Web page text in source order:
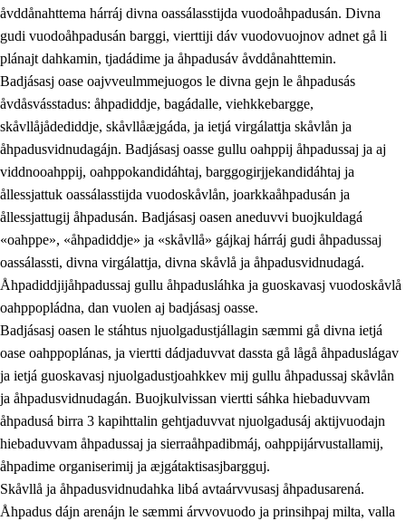
åvddånahttema hárráj divna oassálasstijda vuodoåhpadusán. Divna
gudi vuodoåhpadusán barggi, vierttiji dáv vuodovuojnov adnet gå li
plánajt dahkamin, tjadádime ja åhpadusáv åvddånahttemin.
Badjásasj oase oajvveulmmejuogos le divna gejn le åhpadusás
åvdåsvásstadus: åhpadiddje, bagádalle, viehkkebargge,
skåvllåjådediddje, skåvllåæjgáda, ja ietjá virgálattja skåvlån ja
åhpadusvidnudagájn. Badjásasj oasse gullu oahppij åhpadussaj ja aj
viddnooahppij, oahppokandidáhtaj, barggogirjjekandidáhtaj ja
ållessjattuk oassálasstijda vuodoskåvlån, joarkkaåhpadusán ja
ållessjattugij åhpadusán. Badjásasj oasen aneduvvi buojkuldagá
«oahppe», «åhpadiddje» ja «skåvllå» gájkaj hárráj gudi åhpadussaj
oassálassti, divna virgálattja, divna skåvlå ja åhpadusvidnudagá.
Åhpadiddjijåhpadussaj gullu åhpadusláhka ja guoskavasj vuodoskåvlå
oahppopládna, dan vuolen aj badjásasj oasse.
Badjásasj oasen le stáhtus njuolgadustjállagin sæmmi gå divna ietjá
oase oahppoplánas, ja viertti dádjaduvvat dassta gå lågå åhpaduslágav
ja ietjá guoskavasj njuolgadustjoahkkev mij gullu åhpadussaj skåvlån
ja åhpadusvidnudagán. Buojkulvissan viertti sáhka hiebaduvvam
åhpadusá birra 3 kapihttalin gehtjaduvvat njuolgadusáj aktijvuodajn
hiebaduvvam åhpadussaj ja sierraåhpadibmáj, oahppijárvustallamij,
åhpadime organiserimij ja æjgátaktisasjbargguj.
Skåvllå ja åhpadusvidnudahka libá avtaárvvusasj åhpadusarená.
Åhpadus dájn arenájn le sæmmi árvvovuodo ja prinsihpaj milta, valla